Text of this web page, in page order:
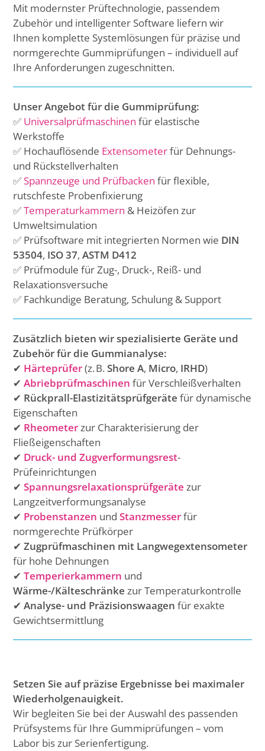
Mit modernster Prüftechnologie, passendem
Zubehör und intelligenter Software liefern wir
Ihnen komplette Systemlösungen für präzise und
normgerechte Gummiprüfungen – individuell auf
Ihre Anforderungen zugeschnitten.
Unser Angebot für die Gummiprüfung:
✅ Universalprüfmaschinen für elastische
Werkstoffe
✅ Hochauflösende Extensometerfür Dehnungs-
und Rückstellverhalten
✅ Spannzeuge und Prüfbacken für flexible,
rutschfeste Probenfixierung
✅Temperaturkammern & Heizöfen zur
Umweltsimulation
✅ Prüfsoftware mit integrierten Normen wie DIN
53504, ISO 37,ASTM D412
✅ Prüfmodule für Zug-, Druck-, Reiß- und
Relaxationsversuche
✅ Fachkundige Beratung, Schulung & Support
Zusätzlich bieten wir spezialisierte Geräte und
Zubehör für die Gummianalyse:
✔ Härteprüfer(z. B.Shore A, Micro, IRHD)
✔Abriebprüfmaschinen für Verschleißverhalten
✔ Rückprall-Elastizitätsprüfgeräte für dynamische
Eigenschaften
✔ Rheometerzur Charakterisierung der
Fließeigenschaften
✔ Druck- und Zugverformungsrest-
Prüfeinrichtungen
✔Spannungsrelaxationsprüfgeräte zur
Langzeitverformungsanalyse
✔ Probenstanzen undStanzmesserfür
normgerechte Prüfkörper
✔Zugprüfmaschinen mit Langwegextensometer
für hohe Dehnungen
✔Temperierkammern und
Wärme-/Kälteschränke zur Temperaturkontrolle
✔Analyse- und Präzisionswaagen für exakte
Gewichtsermittlung
Setzen Sie auf präzise Ergebnisse bei maximaler
Wiederholgenauigkeit.
Wir begleiten Sie bei der Auswahl des passenden
Prüfsystems für Ihre Gummiprüfungen – vom
Labor bis zur Serienfertigung.